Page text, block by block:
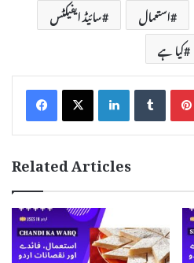
استعمال
سائیڈ ایفیکٹس
کیا ہے
LinkedIn
Related Articles